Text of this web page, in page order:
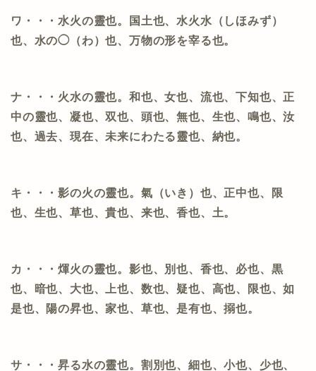
ワ・・・水火の靈也。国土也、水火水（しほみず）
也、水の◯（わ）也、万物の形を宰る也。
ナ・・・火水の靈也。和也、女也、流也、下知也、正
中の靈也、凝也、双也、頭也、無也、生也、鳴也、汝
也、過去、現在、未来にわたる靈也、納也。
キ・・・影の火の靈也。氣（いき）也、正中也、限
也、生也、草也、貴也、来也、香也、土。
カ・・・煇火の靈也。影也、別也、香也、必也、黒
也、暗也、大也、上也、数也、疑也、高也、限也、如
是也、陽の昇也、家也、草也、是有也、搦也。
サ・・・昇る水の靈也。割別也、細也、小也、少也、